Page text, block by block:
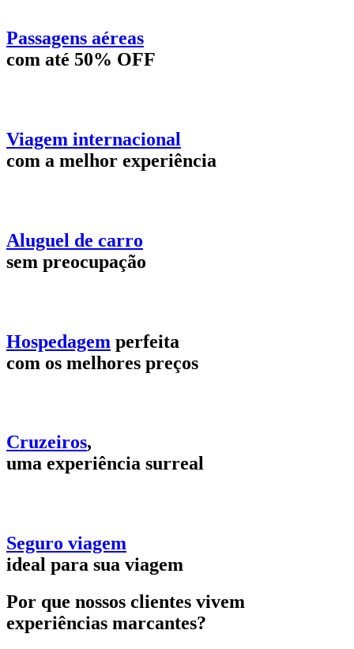
Passagens aéreas
com até 50% OFF
Viagem internacional
com a melhor experiência
Aluguel de carro
sem preocupação
Hospedagem perfeita
com os melhores preços
Cruzeiros,
uma experiência surreal
Seguro viagem
ideal para sua viagem
Por que nossos clientes vivem
experiências marcantes?